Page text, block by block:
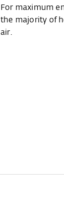
For maximum
the majority of
air.